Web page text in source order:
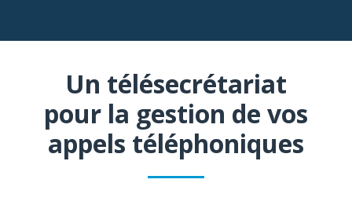
Un télésecrétariat
pour la gestion de vos
appels téléphoniques